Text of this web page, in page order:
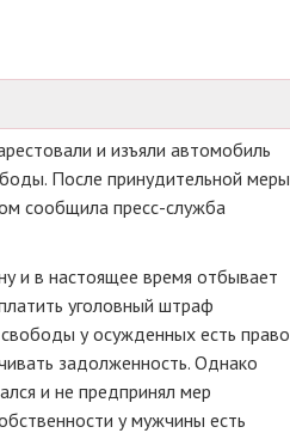
и изъяли автомобиль
После принудительной меры
сообщила пресс-служба
и в настоящее время отбывает
уголовный штраф
у осужденных есть право
задолженность. Однако
и не предпринял мер
у мужчины есть